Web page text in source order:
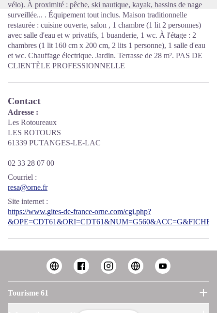
vélo). À proximité : pêche, ski nautique, kayak, bassins de nage
surveillée... . Équipement tout inclus. Maison traditionnelle
restaurée : cuisine ouverte, salon , 1 chambre (1 lit 2 personnes)
avec salle d'eau et w privatifs, 1 buanderie, 1 wc. À l'étage : 2
chambres (1 lit 160 cm x 200 cm, 2 lits 1 personne), 1 salle d'eau
et wc. Chauffage électrique. Jardin. Terrasse de 28 m². PAS DE
CLIENTÈLE PROFESSIONNELLE
Contact
Adresse :
Les Rotoureaux
LES ROTOURS
61339 PUTANGES-LE-LAC
02 33 28 07 00
Courriel :
resa@orne.fr
Site internet :
https://www.gites-de-france-orne.com/cgi.php?
Tourisme 61